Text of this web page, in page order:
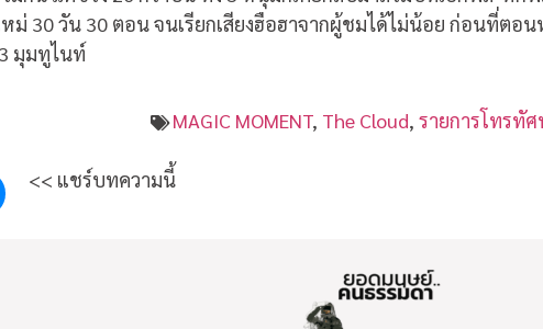
30 วัน 30 ตอน จนเรียกเสียงฮือฮาจากผู้ชมได้ไม่น้อย ก่อนที่ตอน
มุมทูไนท์
MAGIC MOMENT, The Cloud, รายการโทรทั
<< แชร์บทความนี้